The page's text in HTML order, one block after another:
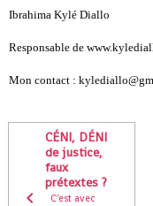
Ibrahima Kylé Diallo
Responsable de
Mon contact :
CÉNI, DÉNI
de justice,
faux
prétextes ?
C'est avec